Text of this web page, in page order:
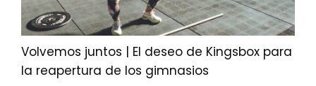
Volvemos juntos | El deseo de Kingsbox para
la reapertura de los gimnasios